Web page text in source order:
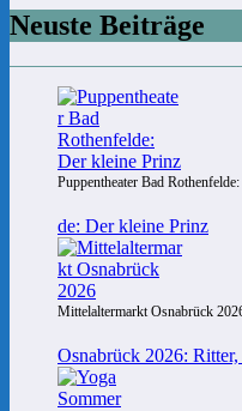
Neuste Beiträge
Puppentheater Bad
de: Der kleine Prinz
Mittelaltermarkt Osnabrück
Osnabrück 2026: